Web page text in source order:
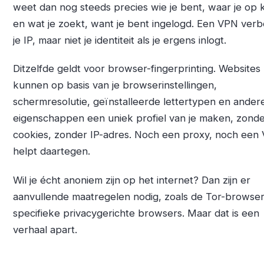
weet dan nog steeds precies wie je bent, waar je op
en wat je zoekt, want je bent ingelogd. Een VPN
je IP, maar niet je identiteit als je ergens inlogt.
Ditzelfde geldt voor browser-fingerprinting. Websites
kunnen op basis van je browserinstellingen,
schermresolutie, geïnstalleerde lettertypen en
eigenschappen een uniek profiel van je maken,
cookies, zonder IP-adres. Noch een proxy, noch een
helpt daartegen.
Wil je écht anoniem zijn op het internet? Dan zijn er
aanvullende maatregelen nodig, zoals de Tor-
specifieke privacygerichte browsers. Maar dat is een
verhaal apart.